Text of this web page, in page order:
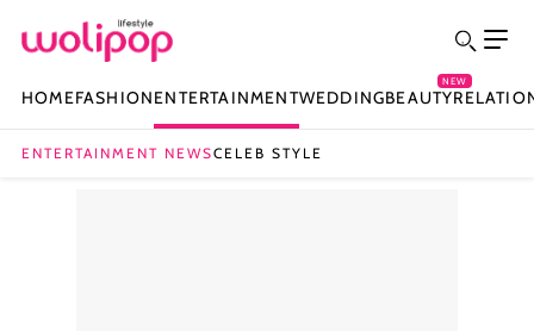
HOMEFASHIONENTERTAINMENTWEDDINGBEAUTY
NEW
ENTERTAINMENT NEWSCELEB STYLE